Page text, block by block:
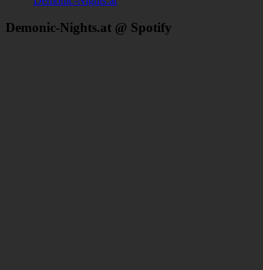
Demonic-Nights.at @ Spotify